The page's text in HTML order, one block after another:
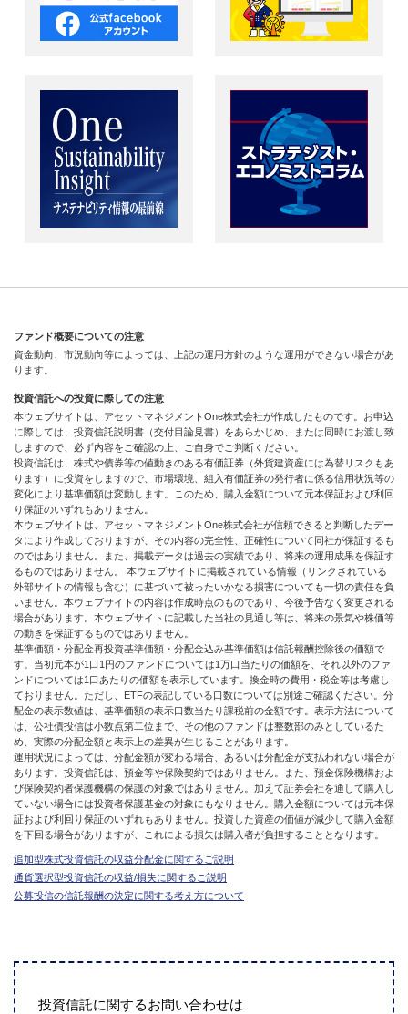
ファンド概要についての注意
資金動向、市況動向等によっては、上記の運用方針のような運用ができない場合があ
ります。
投資信託への投資に際しての注意
本ウェブサイトは、アセットマネジメントOne株式会社が作成したものです。お申込
に際しては、投資信託説明書（交付目論見書）をあらかじめ、または同時にお渡し致
しますので、必ず内容をご確認の上、ご自身でご判断ください。
投資信託は、株式や債券等の値動きのある有価証券（外貨建資産には為替リスクもあ
ります）に投資をしますので、市場環境、組入有価証券の発行者に係る信用状況等の
変化により基準価額は変動します。このため、購入金額について元本保証および利回
り保証のいずれもありません。
本ウェブサイトは、アセットマネジメントOne株式会社が信頼できると判断したデー
タにより作成しておりますが、その内容の完全性、正確性について同社が保証するも
のではありません。また、掲載データは過去の実績であり、将来の運用成果を保証す
るものではありません。 本ウェブサイトに掲載されている情報（リンクされている
外部サイトの情報も含む）に基づいて被ったいかなる損害についても一切の責任を負
いません。本ウェブサイトの内容は作成時点のものであり、今後予告なく変更される
場合があります。本ウェブサイトに記載した当社の見通し等は、将来の景気や株価等
の動きを保証するものではありません。
基準価額・分配金再投資基準価額・分配金込み基準価額は信託報酬控除後の価額で
す。当初元本が1口1円のファンドについては1万口当たりの価額を、それ以外のファ
ンドについては1口あたりの価額を表示しています。換金時の費用・税金等は考慮し
ておりません。ただし、ETFの表記している口数については別途ご確認ください。分
配金の表示数値は、基準価額の表示口数当たり課税前の金額です。表示方法について
は、公社債投信は小数点第二位まで、その他のファンドは整数部のみとしているた
め、実際の分配金額と表示上の差異が生じることがあります。
運用状況によっては、分配金額が変わる場合、あるいは分配金が支払われない場合が
あります。投資信託は、預金等や保険契約ではありません。また、預金保険機構およ
び保険契約者保護機構の保護の対象ではありません。加えて証券会社を通して購入し
ていない場合には投資者保護基金の対象にもなりません。購入金額については元本保
証および利回り保証のいずれもありません。投資した資産の価値が減少して購入金額
を下回る場合がありますが、これによる損失は購入者が負担することとなります。
追加型株式投資信託の収益分配金に関するご説明
通貨選択型投資信託の収益/損失に関するご説明
公募投信の信託報酬の決定に関する考え方について
投資信託に関するお問い合わせは